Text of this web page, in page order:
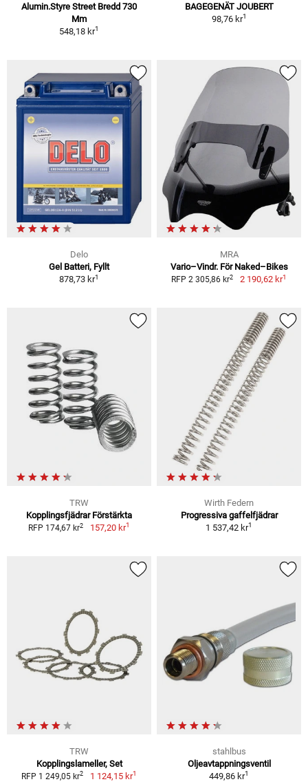
Alumin.Styre Street Bredd 730
Mm
548,18 kr1
BAGEGENÄT JOUBERT
98,76 kr1
Delo
Gel Batteri, Fyllt
878,73 kr1
MRA
Vario–Vindr. För Naked–Bikes
RFP 2 305,86 kr2 2 190,62 kr1
TRW
Kopplingsfjädrar Förstärkta
RFP 174,67 kr2 157,20 kr1
Wirth Federn
Progressiva gaffelfjädrar
1 537,42 kr1
TRW
Kopplingslameller, Set
RFP 1 249,05 kr2 1 124,15 kr1
stahlbus
Oljeavtappningsventil
449,86 kr1